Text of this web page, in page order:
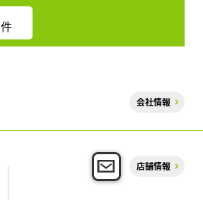
件
会社情報
店舗情報